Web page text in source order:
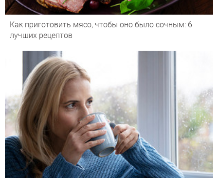
Как приготовить мясо, чтобы оно было сочным: 6
лучших рецептов